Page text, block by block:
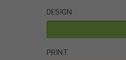
DESIGN
PRINT